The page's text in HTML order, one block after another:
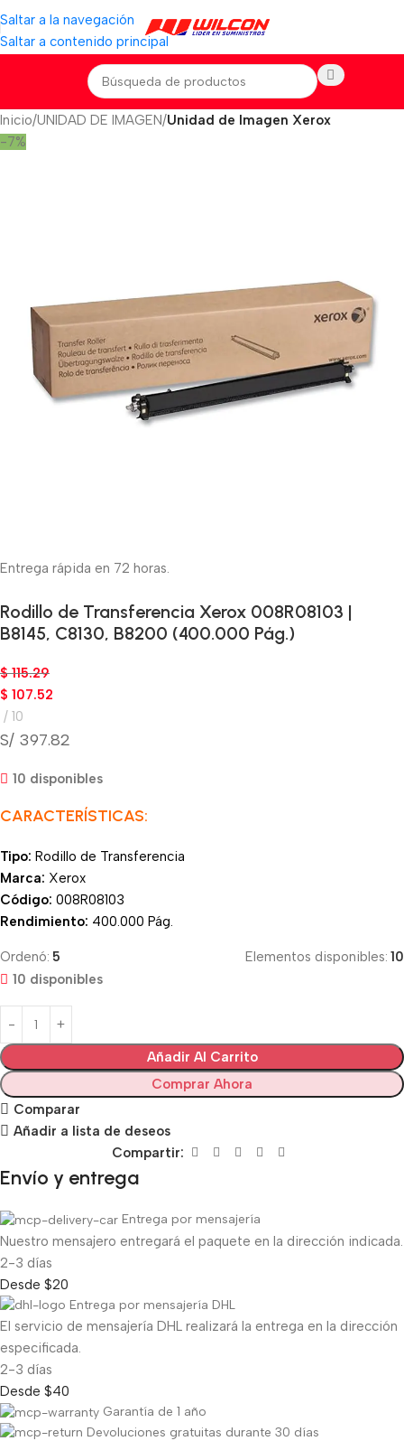
Saltar a la navegación
Saltar a contenido principal
Inicio UNIDAD DE IMAGEN Unidad de Imagen Xerox
-7%
Entrega rápida en 72 horas.
Rodillo de Transferencia Xerox 008R08103 |
B8145, C8130, B8200 (400.000 Pág.)
$115.29
$ 107.52
10
S/ 397.82
10 disponibles
CARACTERÍSTICAS:
Tipo: Rodillo de Transferencia
Marca: Xerox
Código: 008R08103
Rendimiento: 400.000 Pág.
Ordenó: 5 Elementos disponibles: 10
10 disponibles
Añadir Al Carrito
Comprar Ahora
Comparar
Añadir a lista de deseos
Compartir:
Envío y entrega
Entrega por mensajería
Nuestro mensajero entregará el paquete en la dirección indicada.
2-3 días
Desde $20
Entrega por mensajería DHL
El servicio de mensajería DHL realizará la entrega en la dirección
especificada.
2-3 días
Desde $40
Garantía de 1 año
Devoluciones gratuitas durante 30 días